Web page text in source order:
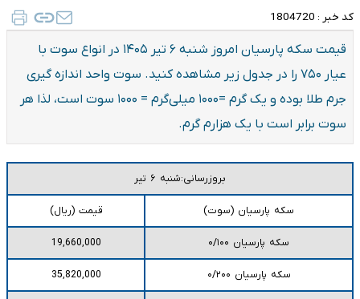
کد خبر : 1804720
قیمت سکه پارسیان امروز شنبه ۶ تیر ۱۴۰۵ در انواع سوت با
عیار ۷۵۰ را در جدول زیر مشاهده کنید. سوت واحد اندازه گیری
جرم طلا بوده و یک گرم =۱۰۰۰ میلی‌گرم = ۱۰۰۰ سوت است، لذا هر
سوت برابر است با یک هزارم گرم.
بروزرسانی:شنبه ۶ تیر
سکه پارسیان (سوت) قیمت (ریال)
سکه پارسیان ۰/۱۰۰ 19,660,000
سکه پارسیان ۰/۲۰۰ 35,820,000